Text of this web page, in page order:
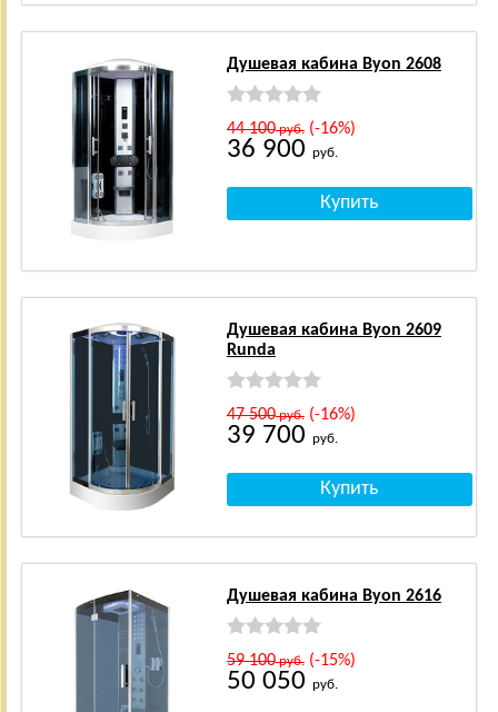
Душевая кабина Byon 2608
44 100руб.(-16%)
36 900 руб.
Душевая кабина Byon 2609
Runda
47 500руб.(-16%)
39 700 руб.
Душевая кабина Byon 2616
59 100руб.(-15%)
50 050 руб.